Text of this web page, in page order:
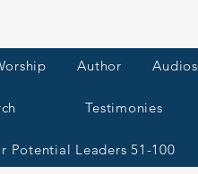
Author Audios
Testimonies
Potential Leaders 51-100